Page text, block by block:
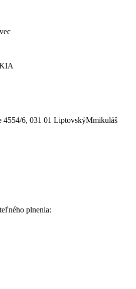
4554/6, 031 01 LiptovskýMmikuláš
plnenia: